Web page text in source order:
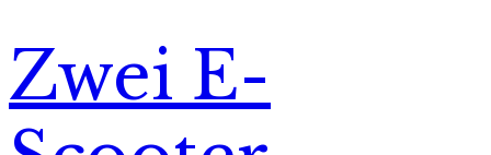
Zwei E-